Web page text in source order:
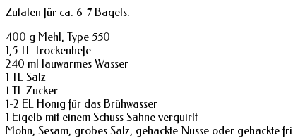
Zutaten für ca. 6-7 Bagels:
400 g Mehl, Type 550
1,5 TL Trockenhefe
240 ml lauwarmes Wasser
1 TL Salz
1 TL Zucker
1-2 EL Honig für das Brühwasser
1 Eigelb mit einem Schuss Sahne verquirlt
Mohn, Sesam, grobes Salz, gehackte Nüsse oder gehackte